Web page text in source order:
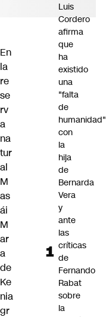
En
la
re
se
rv
a
na
tur
al
M
as
ái
M
ar
a
de
Ke
nia
gr
Luis
Cordero
afirma
que
ha
existido
una
"falta
de
humanidad"
con
la
hija
de
Bernarda
Vera
y
ante
las
críticas
de
Fernando
Rabat
sobre
la